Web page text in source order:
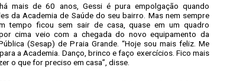
mais de 60 anos, Gessi é pura empolgação quando
da Academia de Saúde do seu bairro. Mas nem sempre
tempo ficou sem sair de casa, quase em um quadro
cima veio com a chegada do novo equipamento da
(Sesap) de Praia Grande. “Hoje sou mais feliz. Me
a Academia. Danço, brinco e faço exercícios. Fico mais
o que for preciso em casa”, disse.